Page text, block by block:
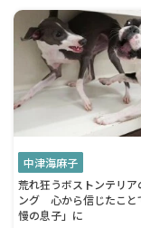
中津海麻子
荒れ狂うボストンテリア
ング 心から信じたこと
慢の息子」に